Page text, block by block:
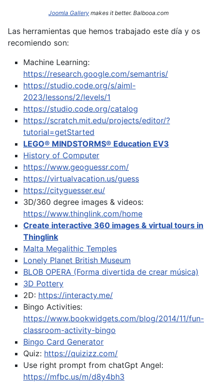
Joomla Gallery makes it better. Balbooa.com
Las herramientas que hemos trabajado este día y os
recomiendo son:
Machine Learning:
https://research.google.com/semantris/
https://studio.code.org/s/aiml-
2023/lessons/2/levels/1
https://studio.code.org/catalog
https://scratch.mit.edu/projects/editor/?
tutorial=getStarted
LEGO® MINDSTORMS® Education EV3
History of Computer
https://www.geoguessr.com/
https://virtualvacation.us/guess
https://cityguesser.eu/
3D/360 degree images & videos:
https://www.thinglink.com/home
Create interactive 360 images & virtual tours in
Thinglink
Malta Megalithic Temples
Lonely Planet British Museum
BLOB OPERA (Forma divertida de crear música)
3D Pottery
2D: https://interacty.me/
Bingo Activities:
https://www.bookwidgets.com/blog/2014/11/fun-
classroom-activity-bingo
Bingo Card Generator
Quiz: https://quizizz.com/
Use right prompt from chatGpt Angel:
https://mfbc.us/m/d8y4bh3